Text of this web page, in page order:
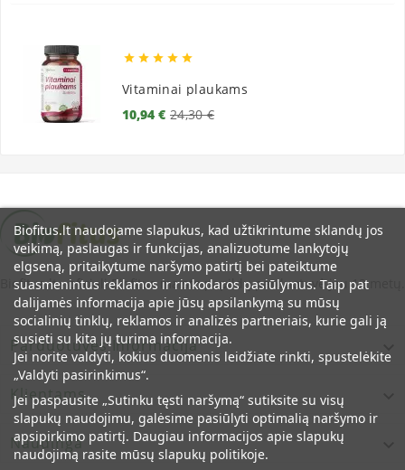
    
Vitaminai plaukams
10,94 € 24,30 €
Biofitus.lt - oficiali Biofitus maisto papildų parduotuvė jau 12 metų.
Parduotuvės Informacija 
Klientams
Naudinga
Biofitus.lt naudojame slapukus, kad užtikrintume sklandų jos
veikimą, paslaugas ir funkcijas, analizuotume lankytojų
elgseną, pritaikytume naršymo patirtį bei pateiktume
suasmenintus reklamos ir rinkodaros pasiūlymus. Taip pat
dalijamės informacija apie jūsų apsilankymą su mūsų
socialinių tinklų, reklamos ir analizės partneriais, kurie gali ją
susieti su kita jų turima informacija.
Jei norite valdyti, kokius duomenis leidžiate rinkti, spustelėkite
„Valdyti pasirinkimus“.
Jei paspausite „Sutinku tęsti naršymą“ sutiksite su visų
slapukų naudojimu, galėsime pasiūlyti optimalią naršymo ir
apsipirkimo patirtį. Daugiau informacijos apie slapukų
naudojimą rasite mūsų slapukų politikoje.